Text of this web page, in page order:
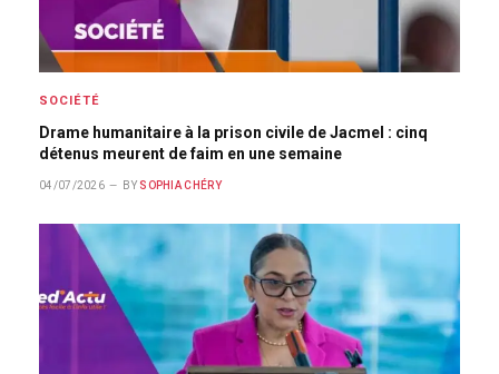
SOCIÉTÉ
Drame humanitaire à la prison civile de Jacmel : cinq
détenus meurent de faim en une semaine
04/07/2026 BY SOPHIA CHÉRY